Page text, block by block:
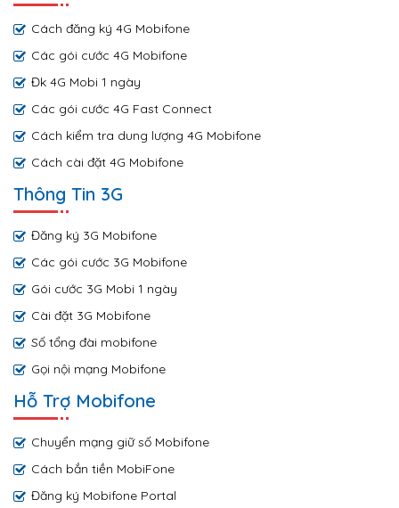
Cách đăng ký 4G Mobifone
Các gói cước 4G Mobifone
Đk 4G Mobi 1 ngày
Các gói cước 4G Fast Connect
Cách kiểm tra dung lượng 4G Mobifone
Cách cài đặt 4G Mobifone
Thông Tin 3G
Đăng ký 3G Mobifone
Các gói cước 3G Mobifone
Gói cước 3G Mobi 1 ngày
Cài đặt 3G Mobifone
Số tổng đài mobifone
Gọi nội mạng Mobifone
Hỗ Trợ Mobifone
Chuyển mạng giữ số Mobifone
Cách bắn tiền MobiFone
Đăng ký Mobifone Portal